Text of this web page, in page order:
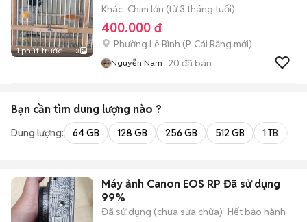
1 phút trước 3
Khác Chim lớn (từ 3 tháng tuổi)
400.000 đ
Phường Lê Bình (P. Cái Răng mới)
Nguyễn Nam 20 đã bán
Bạn cần tìm dung lượng nào ?
Dung lượng: 64 GB 128 GB 256 GB 512 GB 1 TB
Máy ảnh Canon EOS RP Đã sử dụng
99%
Đã sử dụng (chưa sửa chữa) Hết bảo hành